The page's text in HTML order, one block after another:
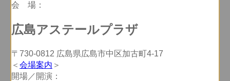
会 場：
広島アステールプラザ
〒730-0812 広島県広島市中区加古町4-17
＜ 会場案内 ＞
開場／開演：